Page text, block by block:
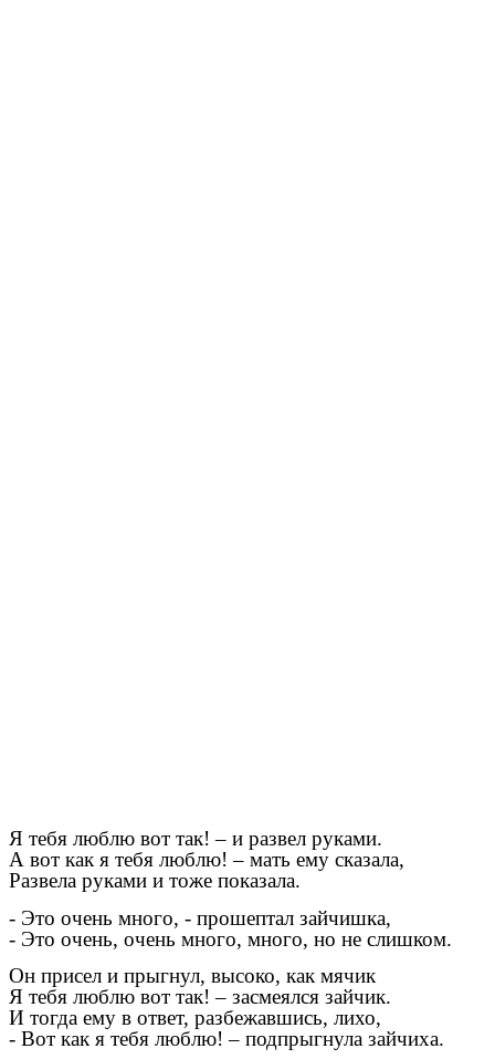
Я тебя люблю вот так! – и развел руками.
А вот как я тебя люблю! – мать ему сказала,
Развела руками и тоже показала.
- Это очень много, - прошептал зайчишка,
- Это очень, очень много, много, но не слишком.
Он присел и прыгнул, высоко, как мячик
Я тебя люблю вот так! – засмеялся зайчик.
И тогда ему в ответ, разбежавшись, лихо,
- Вот как я тебя люблю! – подпрыгнула зайчиха.